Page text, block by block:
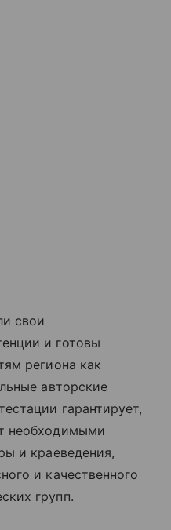
свои
и готовы
региона как
авторские
гарантирует,
необходимыми
и краеведения,
и качественного
групп.